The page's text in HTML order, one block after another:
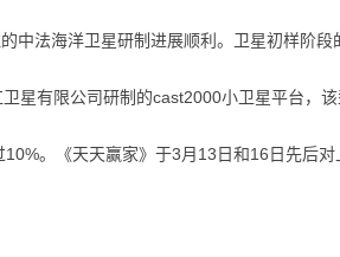
中法海洋卫星研制进展顺利。卫星初样阶
星有限公司研制的cast2000小卫星平台，
。《天天赢家》于3月13日和16日先后对